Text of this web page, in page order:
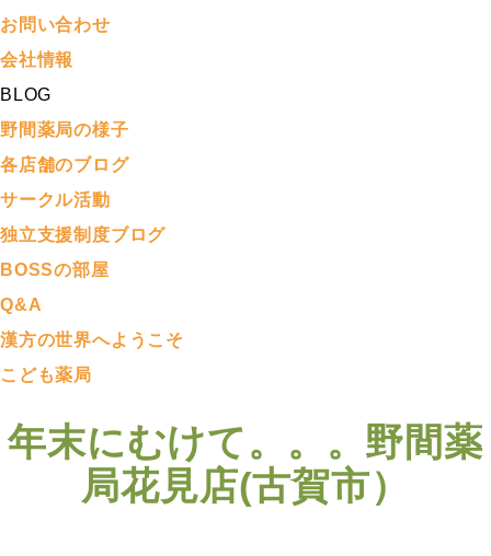
お問い合わせ
会社情報
BLOG
野間薬局の様子
各店舗のブログ
サークル活動
独立支援制度ブログ
BOSSの部屋
Q&A
漢方の世界へようこそ
こども薬局
年末にむけて。。。野間薬
局花見店(古賀市）